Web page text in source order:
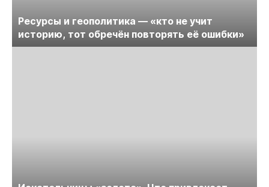
Ресурсы и геополитика — «кто не учит
историю, тот обречён повторять её ошибки»